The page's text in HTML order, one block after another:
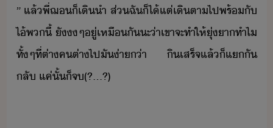
”​ ​แล้​พี่​ฌ​็​เิ​ำ​ ​ส่​ฉั​็ไ้แต่​เิตา​ไป​พร้ั​
ไ้​พ​ี้​ ​ั​​ๆ​ู่​เหืั​ะ​่า​เขา​จะ​ทำให้​ุ่า​ทำไ​
​ทั้ๆที่​ต่า​ค​ต่า​ไป​ั​่า​่า​ ​ิ​เสร็จ​แล้็​แั​
ลั​ ​แค่ั้​็​จ​(​?...?)